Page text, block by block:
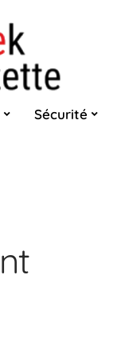
Sécurité